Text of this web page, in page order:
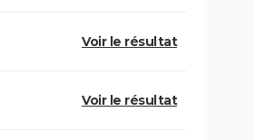
Voir le résultat
Voir le résultat